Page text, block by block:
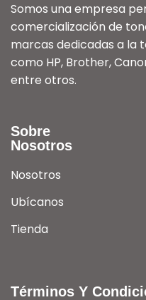
Somos una empresa
comercialización de
marcas dedicadas a la
como HP, Brother,
entre otros.
Sobre
Nosotros
Nosotros
Ubícanos
Tienda
Términos Y